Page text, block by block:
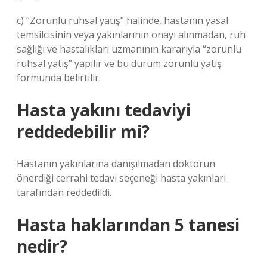
c) “Zorunlu ruhsal yatış” halinde, hastanın yasal
temsilcisinin veya yakınlarının onayı alınmadan, ruh
sağlığı ve hastalıkları uzmanının kararıyla “zorunlu
ruhsal yatış” yapılır ve bu durum zorunlu yatış
formunda belirtilir.
Hasta yakını tedaviyi
reddedebilir mi?
Hastanın yakınlarına danışılmadan doktorun
önerdiği cerrahi tedavi seçeneği hasta yakınları
tarafından reddedildi.
Hasta haklarından 5 tanesi
nedir?